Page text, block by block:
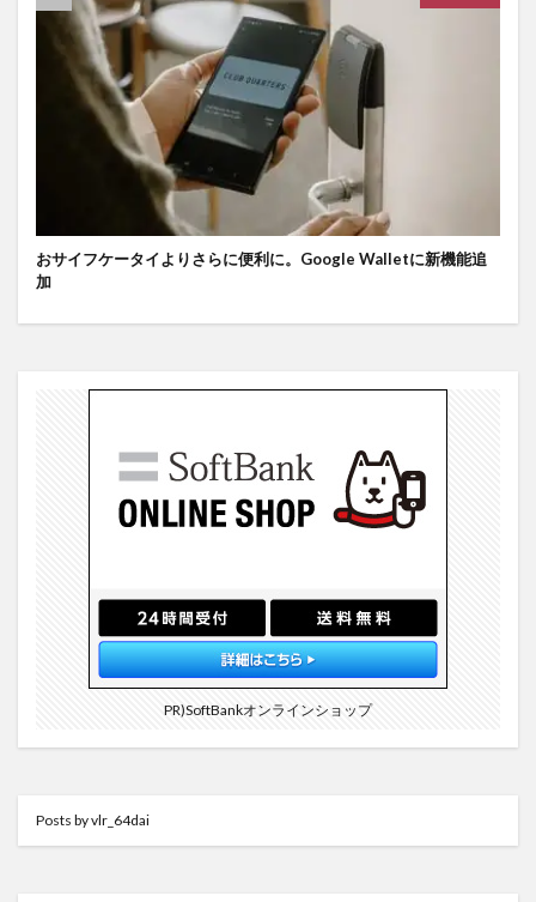
おサイフケータイよりさらに便利に。Google Walletに新機能追
加
PR)SoftBankオンラインショップ
Posts by vlr_64dai